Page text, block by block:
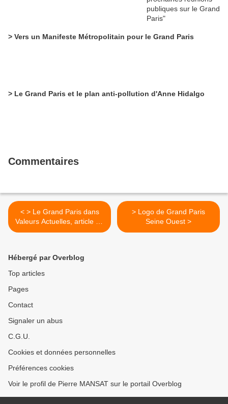
> Vers un Manifeste Métropolitain pour le Grand Paris
> Le Grand Paris et le plan anti-pollution d'Anne Hidalgo
Commentaires
< > Le Grand Paris dans
Valeurs Actuelles, article de
Josée Pochat
> Logo de Grand Paris
Seine Ouest >
Hébergé par Overblog
Top articles
Pages
Contact
Signaler un abus
C.G.U.
Cookies et données personnelles
Préférences cookies
Voir le profil de Pierre MANSAT sur le portail Overblog